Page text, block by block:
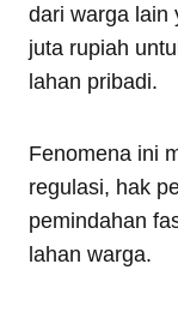
dari warga lain
juta rupiah
lahan pribadi.
Fenomena ini
regulasi, hak
pemindahan
lahan warga.